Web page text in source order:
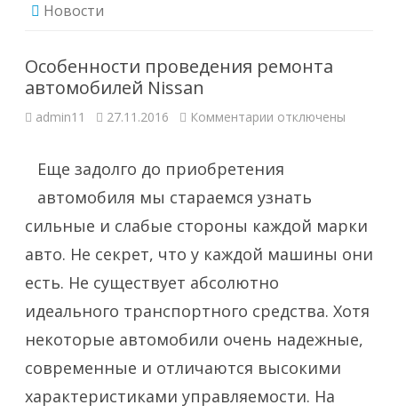
Новости
Особенности проведения ремонта
автомобилей Nissan
admin11 27.11.2016 Комментарии к
ремонта
автомобилей
Nissan
отключены
Еще задолго до приобретения
автомобиля мы стараемся узнать
сильные и слабые стороны каждой марки
авто. Не секрет, что у каждой машины они
есть. Не существует абсолютно
идеального транспортного средства. Хотя
некоторые автомобили очень надежные,
современные и отличаются высокими
характеристиками управляемости. На